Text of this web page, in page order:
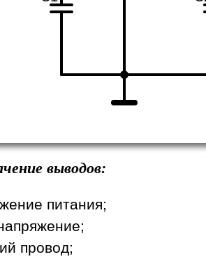
выводов:
питания;
провод;